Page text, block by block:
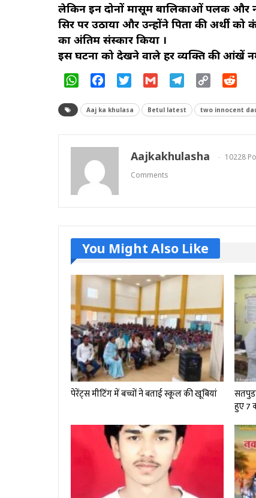
लेकिन इन दोनों मासूम बालिकाओं पलक और
सिर पर उठाया और उन्होंने पिता की अर्थी
का अंतिम संस्कार किया ।
इस घटना को देखने वाले हर व्यक्ति की आंखें
WhatsAppFacebookTwitter Gmail Telegram
Copy
Aaj ka khulasa Betul latest two innocent
Aajkakhulasha 10228
Comments
You Might Also Like
पेरेंट्स मीटिंग में बच्चों ने बताई स्कूल की खूबियां
हुए 7